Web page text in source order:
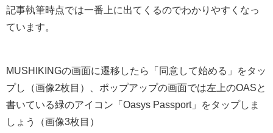
記事執筆時点では一番上に出てくるのでわかりやすくなっ
ています。
MUSHIKINGの画面に遷移したら「同意して始める」をタッ
プし（画像2枚目）、ポップアップの画面では左上のOASと
書いている緑のアイコン「Oasys Passport」をタップしま
しょう（画像3枚目）